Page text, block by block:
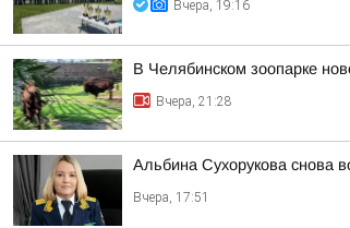
Вчера, 19:16
В Челябинском зоопарке
Вчера, 21:28
Альбина Сухорукова снова
Вчера, 17:51